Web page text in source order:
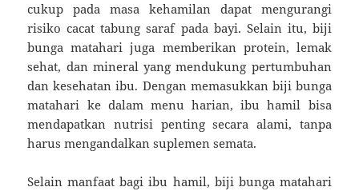
cukup pada masa kehamilan dapat mengurangi
risiko cacat tabung saraf pada bayi. Selain itu, biji
bunga matahari juga memberikan protein, lemak
sehat, dan mineral yang mendukung pertumbuhan
dan kesehatan ibu. Dengan memasukkan biji bunga
matahari ke dalam menu harian, ibu hamil bisa
mendapatkan nutrisi penting secara alami, tanpa
harus mengandalkan suplemen semata.
Selain manfaat bagi ibu hamil, biji bunga matahari